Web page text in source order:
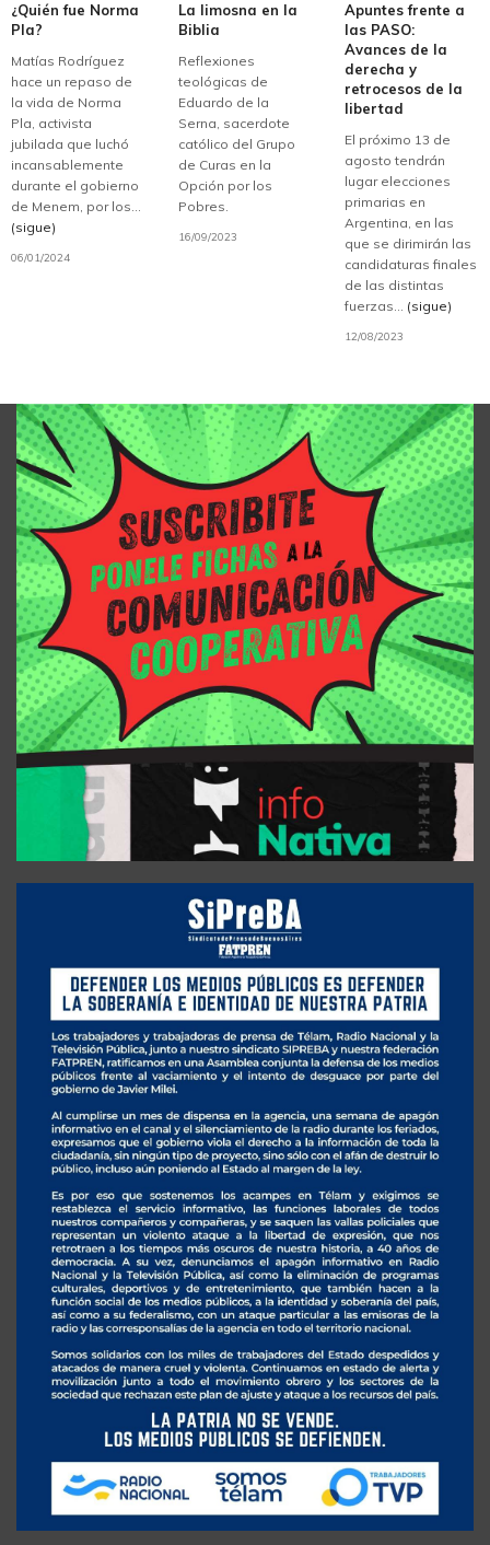
¿Quién fue Norma
Pla?
Matías Rodríguez
hace un repaso de
la vida de Norma
Pla, activista
jubilada que luchó
incansablemente
durante el gobierno
de Menem, por los...
(sigue)
06/01/2024
La limosna en la
Biblia
Reflexiones
teológicas de
Eduardo de la
Serna, sacerdote
católico del Grupo
de Curas en la
Opción por los
Pobres.
16/09/2023
Apuntes frente a
las PASO:
Avances de la
derecha y
retrocesos de la
libertad
El próximo 13 de
agosto tendrán
lugar elecciones
primarias en
Argentina, en las
que se dirimirán las
candidaturas finales
de las distintas
fuerzas... (sigue)
12/08/2023